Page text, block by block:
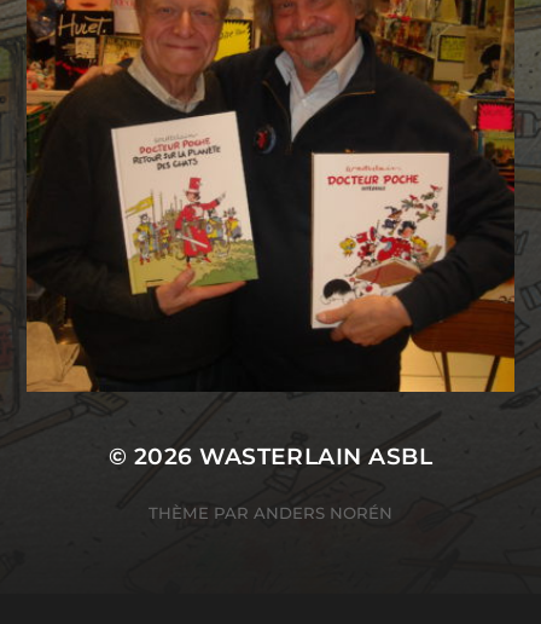
© 2026WASTERLAIN ASBL
THÈME PAR ANDERS NORÉN